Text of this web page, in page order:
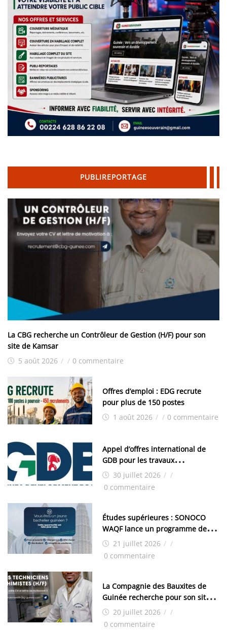
PUBLIREPORTAGE
La CBG recherche un Contrôleur de Gestion (H/F) pour son
site de Kamsar
5 août 2026 / / 0 commentaire
Offres d’emploi : EDG recrute
pour plus de 150 postes
1 août 2026 / / 0 commentaire
Appel d’offres international de
GDB pour les travaux
d’aménagement de la zone
industrielle de FANDJE (PAZIF)
30 juillet 2026 / /
0 commentaire
Études supérieures : SONOCO
WAQF lance un programme de
bourses pour la Malaisie
21 juillet 2026 / /
0 commentaire
La Compagnie des Bauxites de
Guinée recherche pour son site
de Kamsar des techniciens
chimistes (H/F)
20 juillet 2026 / /
0 commentaire